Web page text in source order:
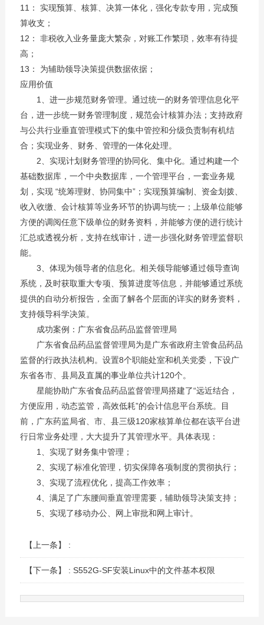
11： 实现预算、核算、决算一体化，强化专款专用，完成预
算收支；
12： 非税收入业务量庞大繁杂，对账工作繁琐，效率有待提
高；
13： 为辅助领导决策提供数据依据；
应用价值
1、进一步规范财务管理。通过统一的财务管理信息化平
台，进一步统一财务管理制度，规范会计核算办法；支持政府
与公共行业垂直管理模式下的集中管控和分级负责制有机结
合；实现业务、财务、管理的一体化处理。
2、实现计划财务管理的协同化、集中化。通过构建一个
基础数据库，一个中央数据库，一个管理平台，一套业务规
划，实现 “统筹理财、协同集中”；实现预算编制、资金划拨、
收入收缴、会计核算等业务环节的协调与统一；上级单位能够
方便的调阅任意下级单位的财务资料，并能够方便的进行统计
汇总或透视分析，支持在线审计，进一步强化财务管理监督职
能。
3、体现为领导者的信息化。相关领导能够通过领导查询
系统，及时获取重大专项、预算进度等信息，并能够通过系统
提供的自动分析报告，全面了解各个层面的详实的财务资料，
支持领导科学决策。
成功案例：广东省食品药品监督管理局
广东省食品药品监督管理局为是广东省政府主管食品药品
监督的行政执法机构。设置8个职能处室和机关党委，下设广
东省各市、县局及直属的事业单位共计120个。
星能协助广东省食品药品监督管理局搭建了“远近结合，
方便应用，动态监管，高效低耗”的会计信息平台系统。目
前，广东药监局省、市、县三级120家核算单位都在该平台进
行日常业务处理，大大提升了其管理水平。具体表现：
1、实现了财务集中管理；
2、实现了标准化管理，切实保障各项制度的贯彻执行；
3、实现了流程优化，提高工作效率；
4、满足了广东腰间垂直管理需要，辅助领导决策支持；
5、实现了移动办公、网上审批和网上审计。
【上一条】 :
【下一条】 : S552G-SF安装Linux中的文件基本权限